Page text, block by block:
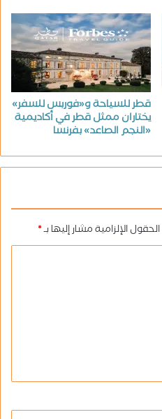
قطر للسياحة و«فوربس للسفر»
يختاران ممثل قطر في أكاديمية
«النجم الصاعد» بفرنسا
الحقول الإلزامية مشار إليها بـ*